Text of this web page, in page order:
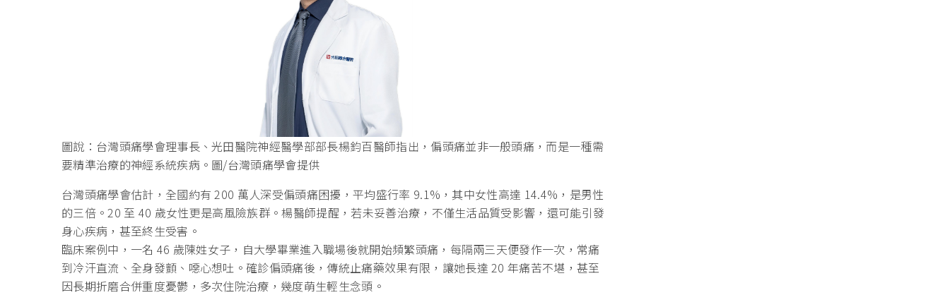
圖說：台灣頭痛學會理事長、光田醫院神經醫學部部長楊鈞百醫師指出，偏頭痛並非一般頭痛，而是一種需
要精準治療的神經系統疾病。圖/台灣頭痛學會提供
台灣頭痛學會估計，全國約有 200 萬人深受偏頭痛困擾，平均盛行率 9.1%，其中女性高達 14.4%，是男性
的三倍。20 至 40 歲女性更是高風險族群。楊醫師提醒，若未妥善治療，不僅生活品質受影響，還可能引發
身心疾病，甚至終生受害。
臨床案例中，一名 46 歲陳姓女子，自大學畢業進入職場後就開始頻繁頭痛，每隔兩三天便發作一次，常痛
到冷汗直流、全身發顫、噁心想吐。確診偏頭痛後，傳統止痛藥效果有限，讓她長達 20 年痛苦不堪，甚至
因長期折磨合併重度憂鬱，多次住院治療，幾度萌生輕生念頭。